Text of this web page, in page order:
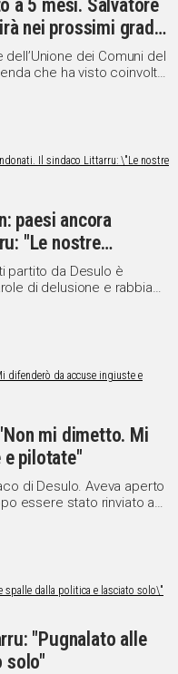
a 5 mesi. Salvatore
nei prossimi gradi
ragioni» dei Comuni del
che ha visto coinvolto
paesi ancora
"Le nostre
partito da Desulo è
di delusione e rabbia
mi dimetto. Mi
e pilotate"
di Desulo. Aveva aperto
essere stato rinviato a
di atti d'ufficio. Il
emesso un'ordinanza di
"Pugnalato alle
solo"